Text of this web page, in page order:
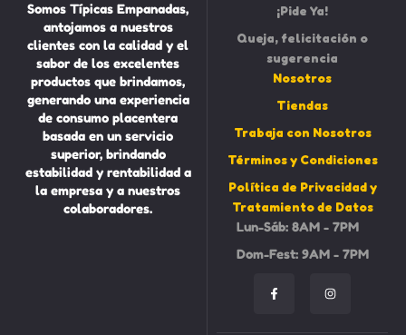
Somos Típicas Empanadas,
antojamos a nuestros
clientes con la calidad y el
sabor de los excelentes
productos que brindamos,
generando una experiencia
de consumo placentera
basada en un servicio
superior, brindando
estabilidad y rentabilidad a
la empresa y a nuestros
colaboradores.
¡Pide Ya!
Queja, felicitación o
sugerencia
Nosotros
Tiendas
Trabaja con Nosotros
Términos y Condiciones
Política de Privacidad y
Tratamiento de Datos
Lun-Sáb: 8AM - 7PM
Dom-Fest: 9AM - 7PM